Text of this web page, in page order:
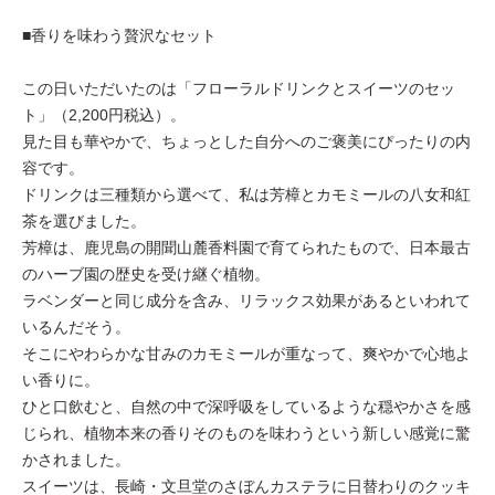
■香りを味わう贅沢なセット
この日いただいたのは「フローラルドリンクとスイーツのセッ
ト」（2,200円税込）。
見た目も華やかで、ちょっとした自分へのご褒美にぴったりの内
容です。
ドリンクは三種類から選べて、私は芳樟とカモミールの八女和紅
茶を選びました。
芳樟は、鹿児島の開聞山麓香料園で育てられたもので、日本最古
のハーブ園の歴史を受け継ぐ植物。
ラベンダーと同じ成分を含み、リラックス効果があるといわれて
いるんだそう。
そこにやわらかな甘みのカモミールが重なって、爽やかで心地よ
い香りに。
ひと口飲むと、自然の中で深呼吸をしているような穏やかさを感
じられ、植物本来の香りそのものを味わうという新しい感覚に驚
かされました。
スイーツは、長崎・文旦堂のさぼんカステラに日替わりのクッキ